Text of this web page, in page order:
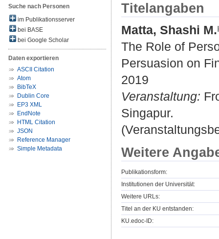
Suche nach Personen
im Publikationsserver
bei BASE
bei Google Scholar
Daten exportieren
ASCII Citation
Atom
BibTeX
Dublin Core
EP3 XML
EndNote
HTML Citation
JSON
Reference Manager
Simple Metadata
Titelangaben
Matta, Shashi M.
The Role of
Persuasion on
2019
Veranstaltung:
Singapur.
Weitere
Publikationsform:
Institutionen der Universität:
Weitere URLs:
Titel an der KU entstanden:
KU.edoc-ID: